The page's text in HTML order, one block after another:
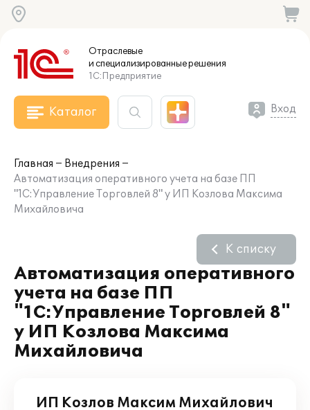
Отраслевые
и специализированныерешения
1С:Предприятие
Каталог Вход
Главная
Внедрения
Автоматизация оперативного учета на базе ПП
"1С:Управление Торговлей 8" у ИП Козлова Максима
Михайловича
Автоматизация оперативного
учета на базе ПП
"1С:Управление Торговлей 8"
у ИП Козлова Максима
Михайловича
К списку
ИП Козлов Максим Михайлович